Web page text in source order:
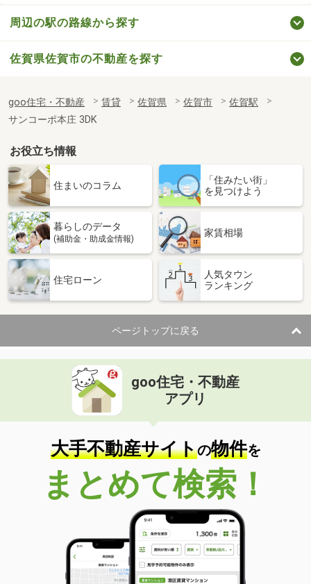
周辺の駅の路線から探す
佐賀県佐賀市の不動産を探す
goo住宅・不動産 賃貸 佐賀県 佐賀市
佐賀駅
サンコーポ本庄 3DK
お役立ち情報
住まいのコラム
「住みたい街」
を見つけよう
暮らしのデータ
(補助金・助成金情報)
家賃相場
住宅ローン
人気タウン
ランキング
ページトップに戻る
goo住宅・不動産
アプリ
大手不動産サイトの物件を
まとめて検索！